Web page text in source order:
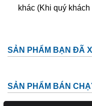
khác (Khi quý
SẢN PHẨM BẠN ĐÃ
SẢN PHẨM BÁN